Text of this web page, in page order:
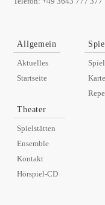
Allgemein
Aktuelles
Startseite
Theater
Spielstätten
Ensemble
Kontakt
Hörspiel-CD